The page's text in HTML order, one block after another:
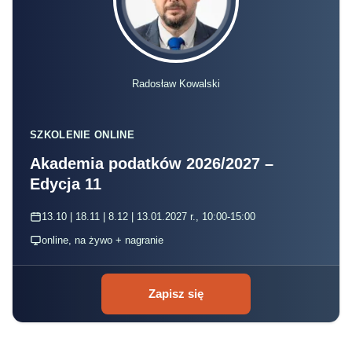
Radosław Kowalski
SZKOLENIE ONLINE
Akademia podatków 2026/2027 –
Edycja 11
13.10 | 18.11 | 8.12 | 13.01.2027 r., 10:00-15:00
online, na żywo + nagranie
Zapisz się